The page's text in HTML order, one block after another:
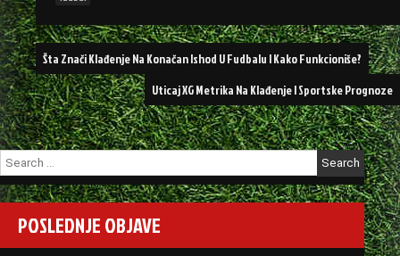
Post
navigation
Šta Znači Klađenje Na Konačan Ishod U Fudbalu I Kako Funkcioniše?
Uticaj XG Metrika Na Klađenje I Sportske Prognoze
Search
for:
POSLEDNJE OBJAVE